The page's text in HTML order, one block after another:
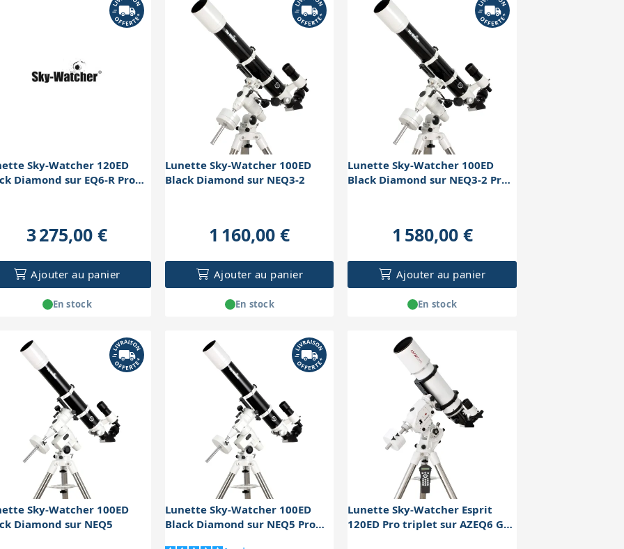
Sky-Watcher 120ED
Diamond sur EQ6-R Pro
3 275,00 €
Ajouter au panier
En stock
Lunette Sky-Watcher 100ED
Black Diamond sur NEQ3-2
1 160,00 €
Ajouter au panier
En stock
Lunette Sky-Watcher 100ED
Black Diamond sur NEQ3-2 Pro
1 580,00 €
Ajouter au panier
En stock
Sky-Watcher 100ED
Diamond sur NEQ5
Lunette Sky-Watcher 100ED
Black Diamond sur NEQ5 Pro
Lunette Sky-Watcher Esprit
120ED Pro triplet sur AZEQ6 Go-